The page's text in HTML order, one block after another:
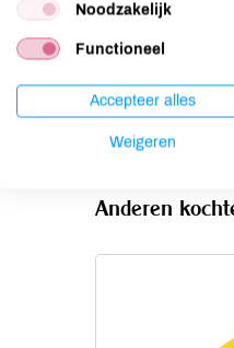
Lactose
Lupine
Noten
Anderen
Noodzakelijk
Functioneel
Accepteer alles
Weigeren